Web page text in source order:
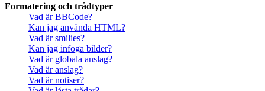
Formatering och trådtyper
Vad är BBCode?
Kan jag använda HTML?
Vad är smilies?
Kan jag infoga bilder?
Vad är globala anslag?
Vad är anslag?
Vad är notiser?